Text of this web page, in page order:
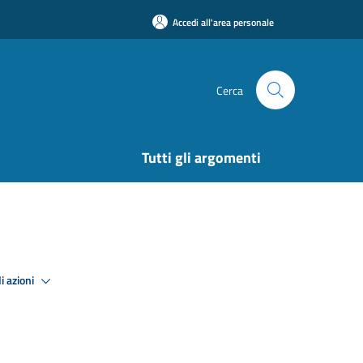
Accedi all'area personale
Cerca
Tutti gli argomenti
azioni